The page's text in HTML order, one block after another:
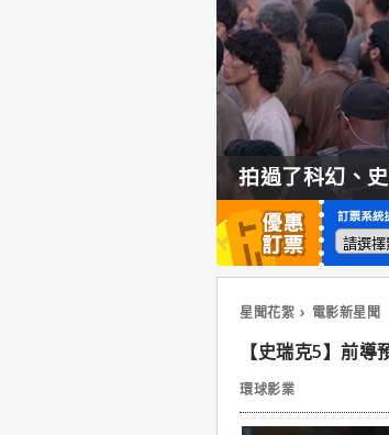
拍過了科幻、
星聞花絮 電影新星聞
【史瑞克5】前
環球影業